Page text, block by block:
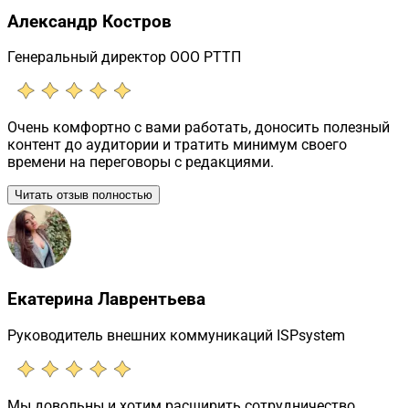
Александр Костров
Генеральный директор ООО РТТП
Очень комфортно с вами работать, доносить полезный
контент до аудитории и тратить минимум своего
времени на переговоры с редакциями.
Читать отзыв полностью
Екатерина Лаврентьева
Руководитель внешних коммуникаций ISPsystem